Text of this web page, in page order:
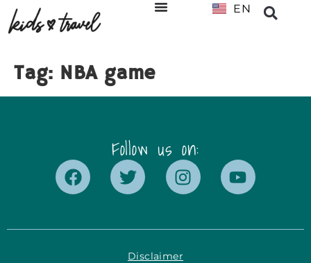
EN
NL
Tag: NBA game
Follow us on:
Disclaimer